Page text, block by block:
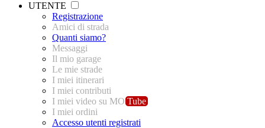
UTENTE
Registrazione
Amici di strada
Quanti siamo?
Messaggi
Il mio garage
Le mie strade
I miei itinerari
I miei contributi
I miei video su MO Tube
I miei ordini
Accesso utenti registrati